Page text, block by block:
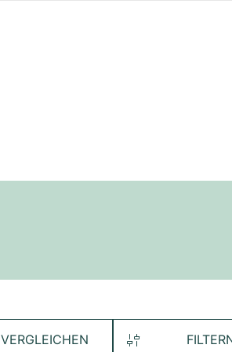
VERGLEICHEN